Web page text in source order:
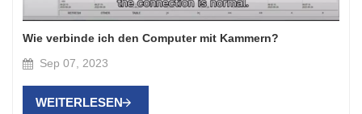
Wie verbinde ich den Computer mit Kammern?
Sep 07, 2023
WEITERLESEN